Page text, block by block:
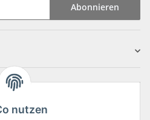
nutzen
Abonnieren